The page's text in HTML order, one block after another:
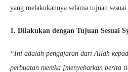
yang melakukannya selama tujuan
1. Dilakukan dengan Tujuan Sesuai
“Ini adalah pengajaran dari Allah
perbuatan mereka [menyebarkan berita